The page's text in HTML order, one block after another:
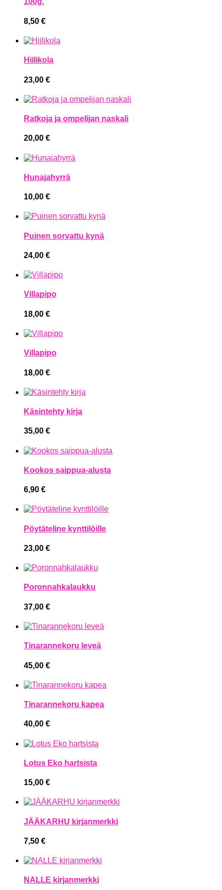
8,50 €
Hiilikola
23,00 €
Ratkoja ja ompelijan naskali
20,00 €
Hunajahyrrä
10,00 €
Puinen sorvattu kynä
24,00 €
Villapipo
18,00 €
Villapipo
18,00 €
Käsintehty kirja
35,00 €
Kookos saippua-alusta
6,90 €
Pöytäteline kynttilöille
23,00 €
Poronnahkalaukku
37,00 €
Tinarannekoru leveä
45,00 €
Tinarannekoru kapea
40,00 €
Lotus Eko hartsista
15,00 €
JÄÄKARHU kirjanmerkki
7,50 €
NALLE kirjanmerkki